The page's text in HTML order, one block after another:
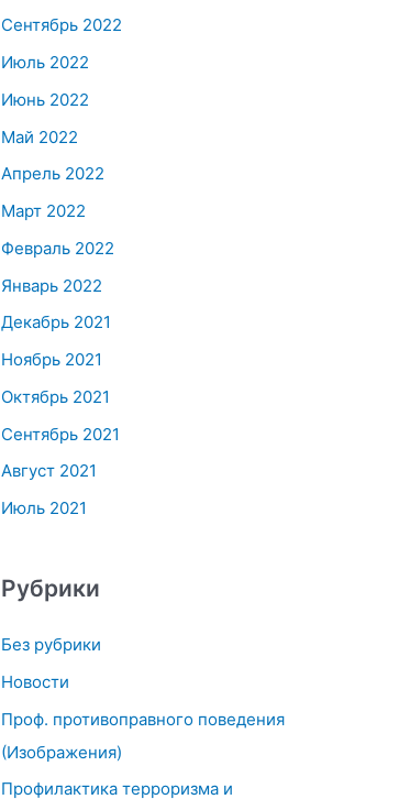
Сентябрь 2022
Июль 2022
Июнь 2022
Май 2022
Апрель 2022
Март 2022
Февраль 2022
Январь 2022
Декабрь 2021
Ноябрь 2021
Октябрь 2021
Сентябрь 2021
Август 2021
Июль 2021
Рубрики
Без рубрики
Новости
Проф. противоправного поведения
(Изображения)
Профилактика терроризма и